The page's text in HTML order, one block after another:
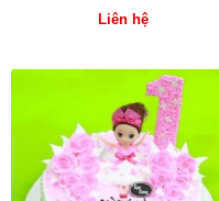
Liên hệ